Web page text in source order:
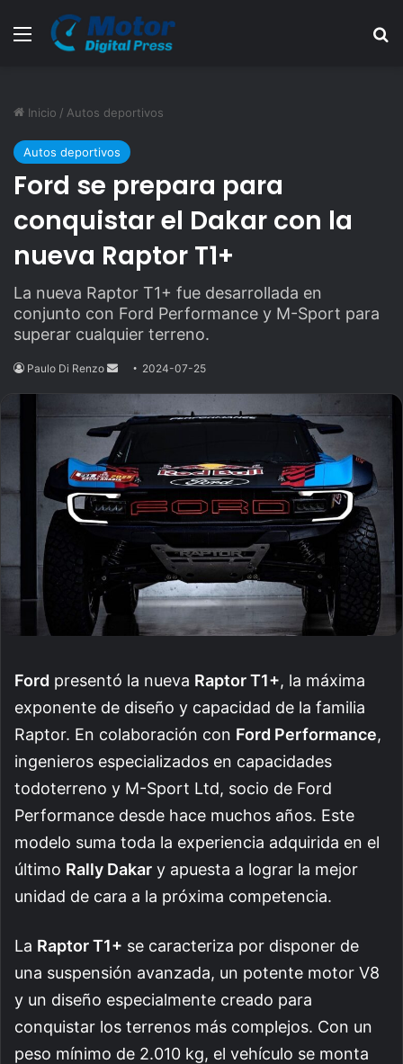
Menú
Inicio / Autos deportivos
Autos deportivos
Ford se prepara para
conquistar el Dakar con la
nueva Raptor T1+
La nueva Raptor T1+ fue desarrollada en
conjunto con Ford Performance y M-Sport para
superar cualquier terreno.
Paulo Di Renzo
Send
email
2024-07-25
Ford presentó la nueva Raptor T1+, la máxima
exponente de diseño y capacidad de la familia
Raptor. En colaboración con Ford Performance,
ingenieros especializados en capacidades
todoterreno y M-Sport Ltd, socio de Ford
Performance desde hace muchos años. Este
modelo suma toda la experiencia adquirida en el
último Rally Dakar y apuesta a lograr la mejor
unidad de cara a la próxima competencia.
La Raptor T1+ se caracteriza por disponer de
una suspensión avanzada, un potente motor V8
y un diseño especialmente creado para
conquistar los terrenos más complejos. Con un
peso mínimo de 2.010 kg, el vehículo se monta